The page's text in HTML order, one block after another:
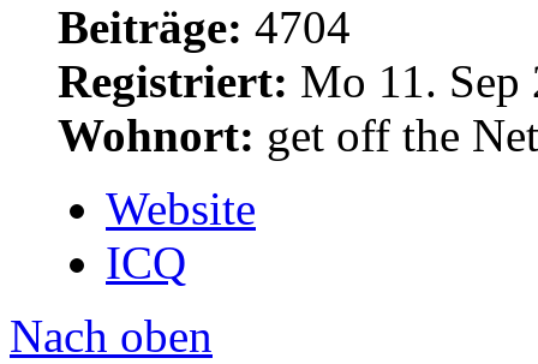
Beiträge: 4704
Registriert: Mo 11. Sep
Wohnort: get off the
Website
ICQ
Nach oben